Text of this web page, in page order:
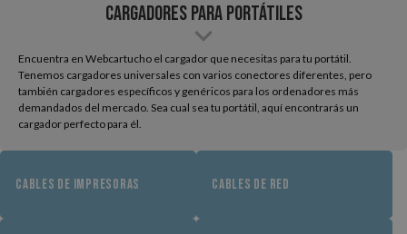
Cargadores para Portátiles
Encuentra en Webcartucho el cargador que necesitas para tu portátil.
Tenemos cargadores universales con varios conectores diferentes, pero
también cargadores específicos y genéricos para los ordenadores más
demandados del mercado. Sea cual sea tu portátil, aquí encontrarás un
cargador perfecto para él.
CABLES DE IMPRESORAS CABLES DE RED